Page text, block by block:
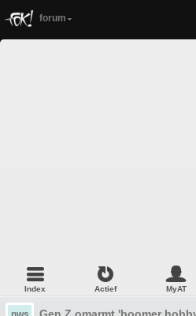
forum
Index Actief MyAT